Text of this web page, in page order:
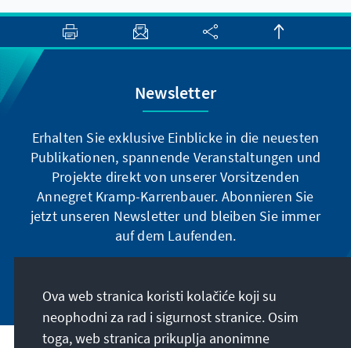
Newsletter
Erhalten Sie exklusive Einblicke in die neuesten
Publikationen, spannende Veranstaltungen und
Projekte direkt von unserer Vorsitzenden
Annegret Kramp-Karrenbauer. Abonnieren Sie
jetzt unseren Newsletter und bleiben Sie immer
auf dem Laufenden.
Ova web stranica koristi kolačiće koji su
neophodni za rad i sigurnost stranice. Osim
toga, web stranica prikuplja anonimne